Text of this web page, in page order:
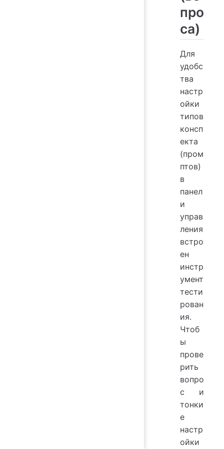
про
са)
Для
удобс
тва
настр
ойки
типов
консп
екта
(пром
птов)
в
панел
и
управ
ления
встро
ен
инстр
умент
тести
рован
ия.
Чтоб
ы
прове
рить
вопро
с и
тонки
е
настр
ойки